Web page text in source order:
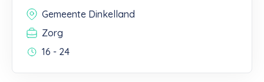
Gemeente Dinkelland
Zorg
16 - 24